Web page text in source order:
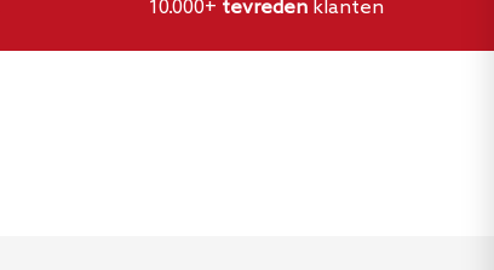
10.000+ tevredenklanten